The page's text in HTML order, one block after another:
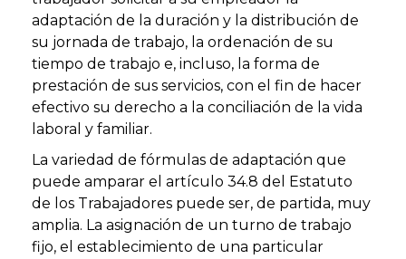
adaptación de la duración y la distribución de
su jornada de trabajo, la ordenación de su
tiempo de trabajo e, incluso, la forma de
prestación de sus servicios, con el fin de hacer
efectivo su derecho a la conciliación de la vida
laboral y familiar.
La variedad de fórmulas de adaptación que
puede amparar el artículo 34.8 del Estatuto
de los Trabajadores puede ser, de partida, muy
amplia. La asignación de un turno de trabajo
fijo, el establecimiento de una particular